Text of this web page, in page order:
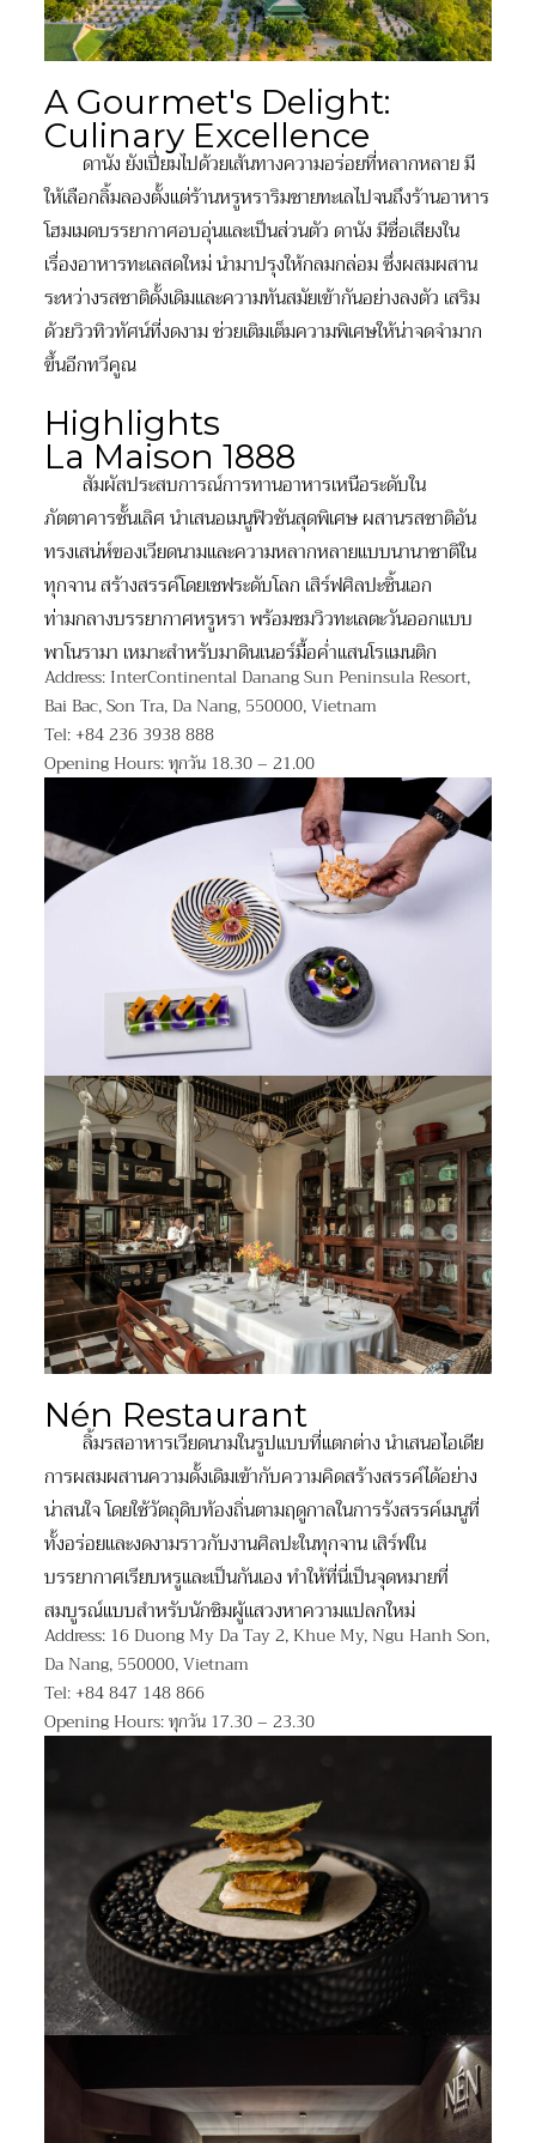
A Gourmet's Delight:
Culinary Excellence
ดานัง ยังเปี่ยมไปด้วยเส้นทางความอร่อยที่หลากหลาย มี
ให้เลือกลิ้มลองตั้งแต่ร้านหรูหราริมชายทะเลไปจนถึงร้านอาหาร
โฮมเมดบรรยากาศอบอุ่นและเป็นส่วนตัว ดานัง มีชื่อเสียงใน
เรื่องอาหารทะเลสดใหม่ นำมาปรุงให้กลมกล่อม ซึ่งผสมผสาน
ระหว่างรสชาติดั้งเดิมและความทันสมัยเข้ากันอย่างลงตัว เสริม
ด้วยวิวทิวทัศน์ที่งดงาม ช่วยเติมเต็มความพิเศษให้น่าจดจำมาก
ขึ้นอีกทวีคูณ
Highlights
La Maison 1888
สัมผัสประสบการณ์การทานอาหารเหนือระดับใน
ภัตตาคารชั้นเลิศ นำเสนอเมนูฟิวชันสุดพิเศษ ผสานรสชาติอัน
ทรงเสน่ห์ของเวียดนามและความหลากหลายแบบนานาชาติใน
ทุกจาน สร้างสรรค์โดยเชฟระดับโลก เสิร์ฟศิลปะชิ้นเอก
ท่ามกลางบรรยากาศหรูหรา พร้อมชมวิวทะเลตะวันออกแบบ
พาโนรามา เหมาะสำหรับมาดินเนอร์มื้อค่ำแสนโรแมนติก
Address: InterContinental Danang Sun Peninsula Resort,
Bai Bac, Son Tra, Da Nang, 550000, Vietnam
Tel: +84 236 3938 888
Opening Hours: ทุกวัน 18.30 – 21.00
Nén Restaurant
ลิ้มรสอาหารเวียดนามในรูปแบบที่แตกต่าง นำเสนอไอเดีย
การผสมผสานความดั้งเดิมเข้ากับความคิดสร้างสรรค์ได้อย่าง
น่าสนใจ โดยใช้วัตถุดิบท้องถิ่นตามฤดูกาลในการรังสรรค์เมนูที่
ทั้งอร่อยและงดงามราวกับงานศิลปะในทุกจาน เสิร์ฟใน
บรรยากาศเรียบหรูและเป็นกันเอง ทำให้ที่นี่เป็นจุดหมายที่
สมบูรณ์แบบสำหรับนักชิมผู้แสวงหาความแปลกใหม่
Address: 16 Duong My Da Tay 2, Khue My, Ngu Hanh Son,
Da Nang, 550000, Vietnam
Tel: +84 847 148 866
Opening Hours: ทุกวัน 17.30 – 23.30